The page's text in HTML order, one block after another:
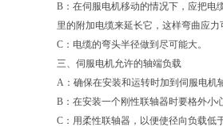
B：在伺服电机移动的情况下，应把电
里的附加电缆来延长它，这样弯曲应力
C：电缆的弯头半径做到尽可能大。
三、伺服电机允许的轴端负载
A：确保在安装和运转时加到伺服电机
B：在安装一个刚性联轴器时要格外小
C：用柔性联轴器，以便使径向负载低